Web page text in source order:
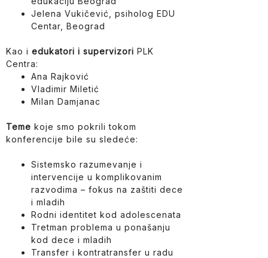
Jelena Vukičević, psiholog EDU
Centar, Beograd
Kao i edukatori i supervizori PLK
Centra:
Ana Rajković
Vladimir Miletić
Milan Damjanac
Teme koje smo pokrili tokom
konferencije bile su sledeće:
Sistemsko razumevanje i
intervencije u komplikovanim
razvodima – fokus na zaštiti dece
i mladih
Rodni identitet kod adolescenata
Tretman problema u ponašanju
kod dece i mladih
Transfer i kontratransfer u radu